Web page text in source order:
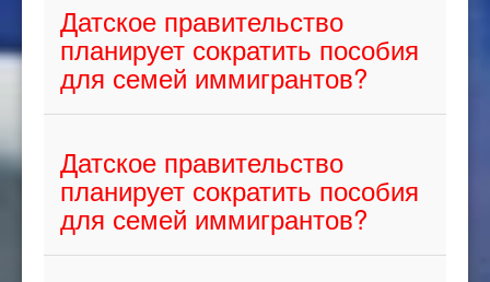
Датское правительство
планирует сократить пособия
для семей иммигрантов?
Датское правительство
планирует сократить пособия
для семей иммигрантов?